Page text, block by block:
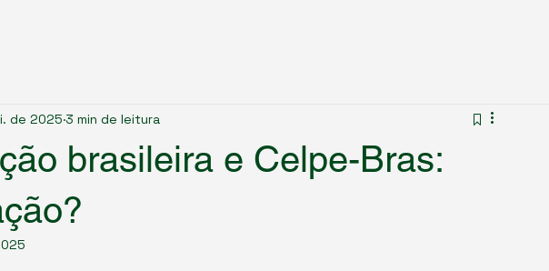
brasileira e Celpe-Bras:
de 2025 3 min de leitura
5 estrelas.